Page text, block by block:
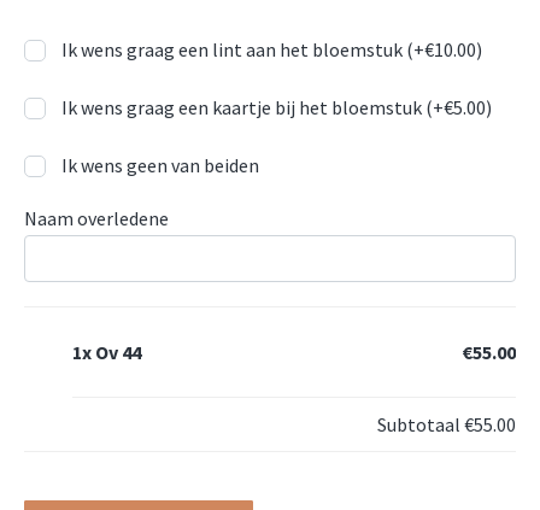
Ik wens graag een lint aan het bloemstuk (+€10.00)
Ik wens graag een kaartje bij het bloemstuk (+€5.00)
Ik wens geen van beiden
Naam overledene
1x Ov 44 €55.00
Subtotaal €55.00